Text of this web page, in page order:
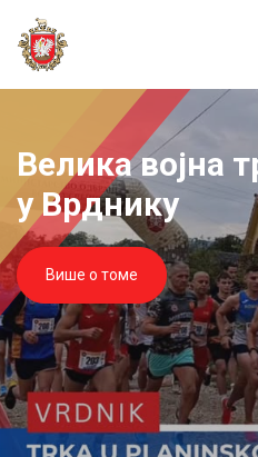
Велика војна
у Врднику
Више о томе